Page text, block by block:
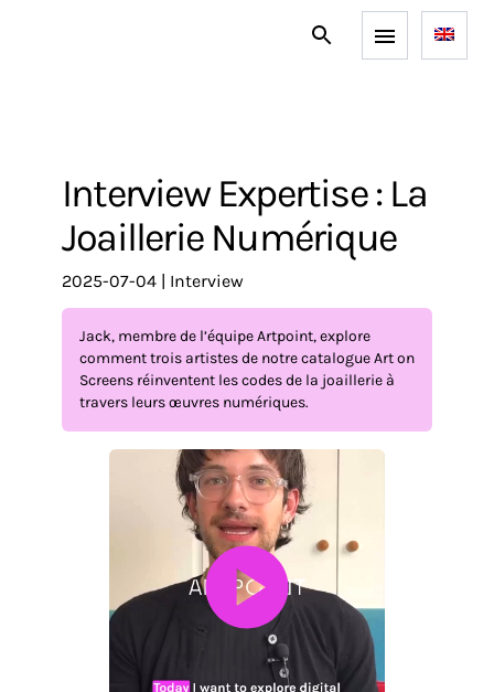
Interview Expertise : La
Joaillerie Numérique
2025-07-04 | interview
Jack, membre de l’équipe Artpoint, explore
comment trois artistes de notre catalogue Art on
Screens réinventent les codes de la joaillerie à
travers leurs œuvres numériques.